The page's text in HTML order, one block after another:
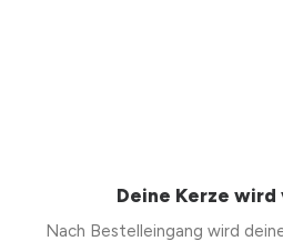
Deine Kerze
Nach Bestelleingang wird